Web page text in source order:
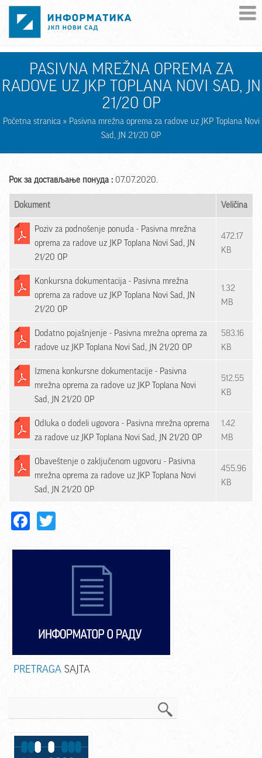
Skip to main content
PASIVNA MREŽNA OPREMA ZA
RADOVE UZ JKP TOPLANA NOVI SAD, JN
21/20 OP
Početna stranica» Pasivna mrežna oprema za radove uz JKP Toplana Novi
Sad, JN 21/20 OP
Рок за достављање понуда : 07.07.2020.
Dokument Veličina
Poziv za podnošenje ponuda - Pasivna mrežna
oprema za radove uz JKP Toplana Novi Sad, JN
21/20 OP
472.17
KB
Konkursna dokumentacija - Pasivna mrežna
oprema za radove uz JKP Toplana Novi Sad, JN
21/20 OP
1.32
MB
Dodatno pojašnjenje - Pasivna mrežna oprema za
radove uz JKP Toplana Novi Sad, JN 21/20 OP
583.16
KB
Izmena konkursne dokumentacije - Pasivna
mrežna oprema za radove uz JKP Toplana Novi
Sad, JN 21/20 OP
512.55
KB
Odluka o dodeli ugovora - Pasivna mrežna oprema
za radove uz JKP Toplana Novi Sad, JN 21/20 OP
1.42
MB
Obaveštenje o zaključenom ugovoru - Pasivna
mrežna oprema za radove uz JKP Toplana Novi
Sad, JN 21/20 OP
455.96
KB
Facebook
Twitter
PRETRAGA SAJTA